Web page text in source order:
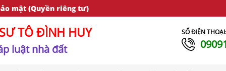
mật (Quyền riêng tư)
TÔ ĐÌNH HUY
luật nhà đất
SỐ ĐIỆN THOẠI: